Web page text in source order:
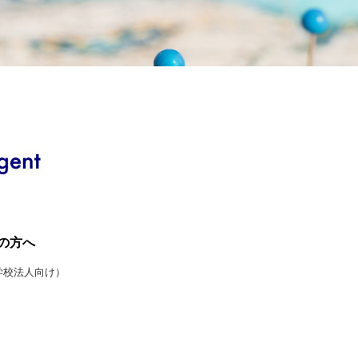
方へ
法人向け）